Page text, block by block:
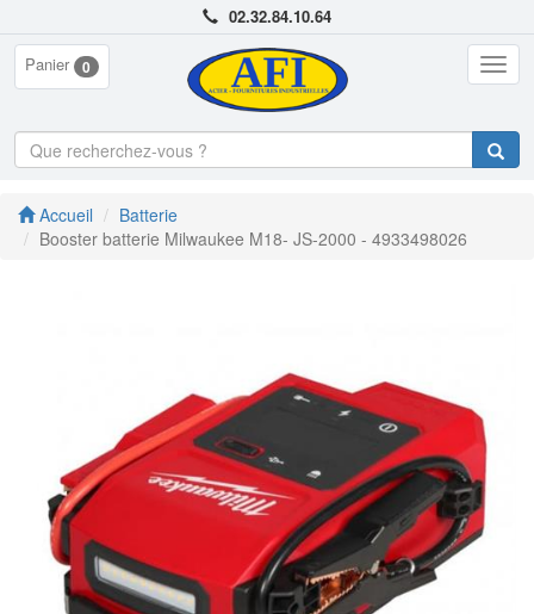
02.32.84.10.64
Panier 0
Accueil
Batterie
Booster batterie Milwaukee M18- JS-2000 - 4933498026